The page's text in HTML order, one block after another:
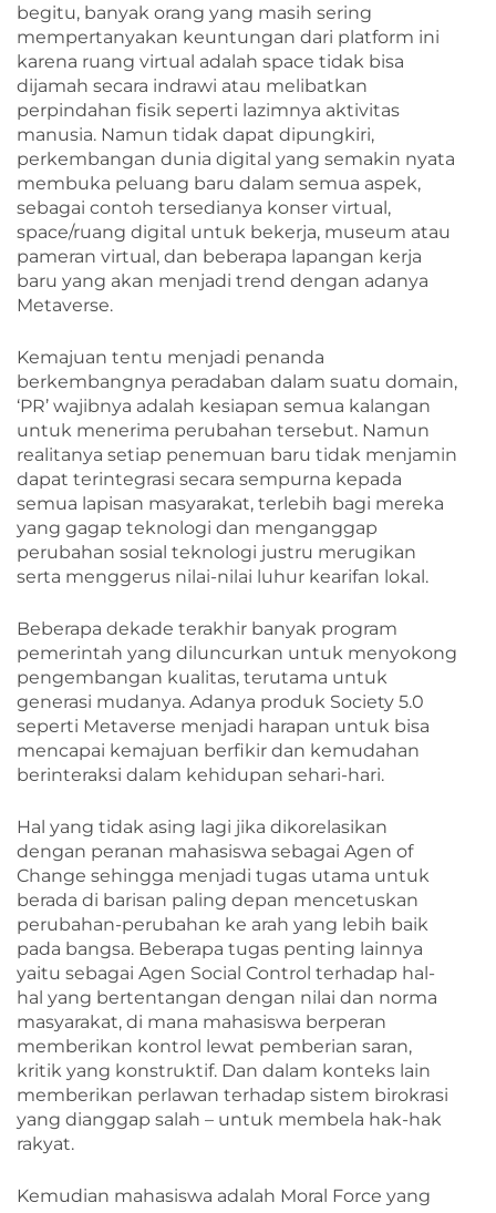
begitu, banyak orang yang masih sering
mempertanyakan keuntungan dari platform ini
karena ruang virtual adalah space tidak bisa
dijamah secara indrawi atau melibatkan
perpindahan fisik seperti lazimnya aktivitas
manusia. Namun tidak dapat dipungkiri,
perkembangan dunia digital yang semakin nyata
membuka peluang baru dalam semua aspek,
sebagai contoh tersedianya konser virtual,
space/ruang digital untuk bekerja, museum atau
pameran virtual, dan beberapa lapangan kerja
baru yang akan menjadi trend dengan adanya
Metaverse.
Kemajuan tentu menjadi penanda
berkembangnya peradaban dalam suatu domain,
‘PR’ wajibnya adalah kesiapan semua kalangan
untuk menerima perubahan tersebut. Namun
realitanya setiap penemuan baru tidak menjamin
dapat terintegrasi secara sempurna kepada
semua lapisan masyarakat, terlebih bagi mereka
yang gagap teknologi dan menganggap
perubahan sosial teknologi justru merugikan
serta menggerus nilai-nilai luhur kearifan lokal.
Beberapa dekade terakhir banyak program
pemerintah yang diluncurkan untuk menyokong
pengembangan kualitas, terutama untuk
generasi mudanya. Adanya produk Society 5.0
seperti Metaverse menjadi harapan untuk bisa
mencapai kemajuan berfikir dan kemudahan
berinteraksi dalam kehidupan sehari-hari.
Hal yang tidak asing lagi jika dikorelasikan
dengan peranan mahasiswa sebagai Agen of
Change sehingga menjadi tugas utama untuk
berada di barisan paling depan mencetuskan
perubahan-perubahan ke arah yang lebih baik
pada bangsa. Beberapa tugas penting lainnya
yaitu sebagai Agen Social Control terhadap hal-
hal yang bertentangan dengan nilai dan norma
masyarakat, di mana mahasiswa berperan
memberikan kontrol lewat pemberian saran,
kritik yang konstruktif. Dan dalam konteks lain
memberikan perlawan terhadap sistem birokrasi
yang dianggap salah – untuk membela hak-hak
rakyat.
Kemudian mahasiswa adalah Moral Force yang